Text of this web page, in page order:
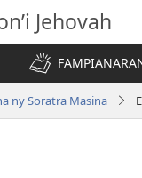
Jehovah
ny Soratra Masina